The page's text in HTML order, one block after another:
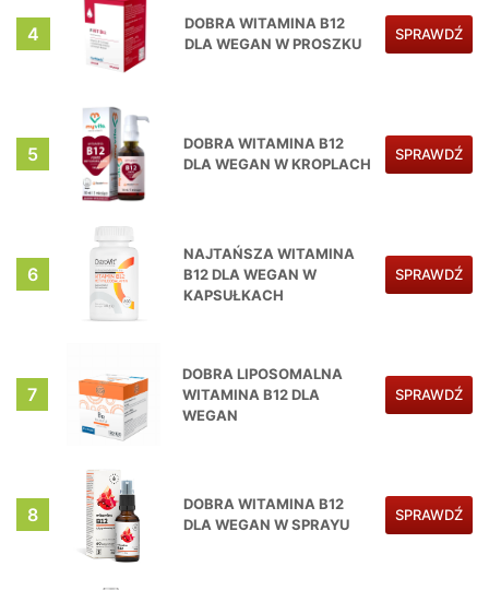
4
DOBRA WITAMINA B12
DLA WEGAN W PROSZKU
SPRAWDŹ
5
DOBRA WITAMINA B12
DLA WEGAN W KROPLACH
SPRAWDŹ
6
NAJTAŃSZA WITAMINA
B12 DLA WEGAN W
KAPSUŁKACH
SPRAWDŹ
7
DOBRA LIPOSOMALNA
WITAMINA B12 DLA
WEGAN
SPRAWDŹ
8
DOBRA WITAMINA B12
DLA WEGAN W SPRAYU
SPRAWDŹ